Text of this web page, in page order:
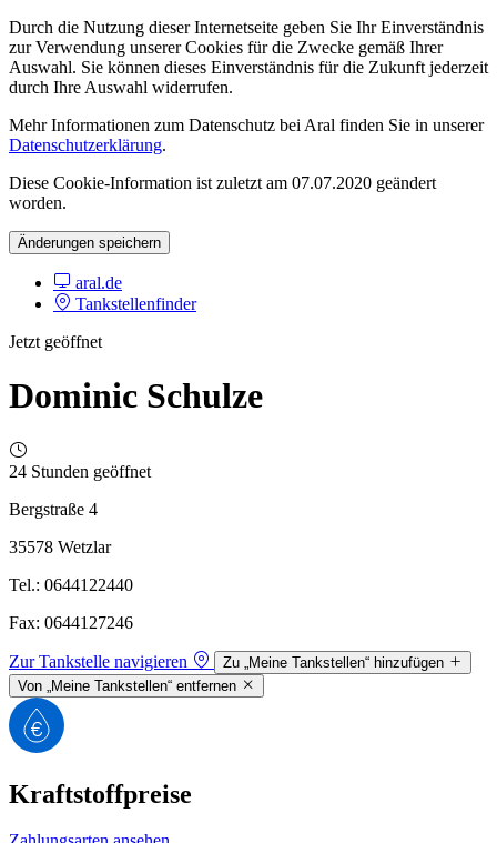
Durch die Nutzung dieser Internetseite geben Sie Ihr Einverständnis
zur Verwendung unserer Cookies für die Zwecke gemäß Ihrer
Auswahl. Sie können dieses Einverständnis für die Zukunft jederzeit
durch Ihre Auswahl widerrufen.
Mehr Informationen zum Datenschutz bei Aral finden Sie in unserer
Datenschutzerklärung.
Diese Cookie-Information ist zuletzt am 07.07.2020 geändert
worden.
Änderungen speichern
aral.de
Tankstellenfinder
Jetzt geöffnet
Dominic Schulze
24 Stunden geöffnet
Bergstraße 4
35578 Wetzlar
Tel.: 0644122440
Fax: 0644127246
Zur Tankstelle navigieren
Zu „Meine Tankstellen“ hinzufügen
Von „Meine Tankstellen“ entfernen
Kraftstoffpreise